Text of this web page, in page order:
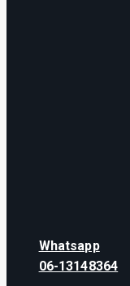
Whatsapp
06-13148364